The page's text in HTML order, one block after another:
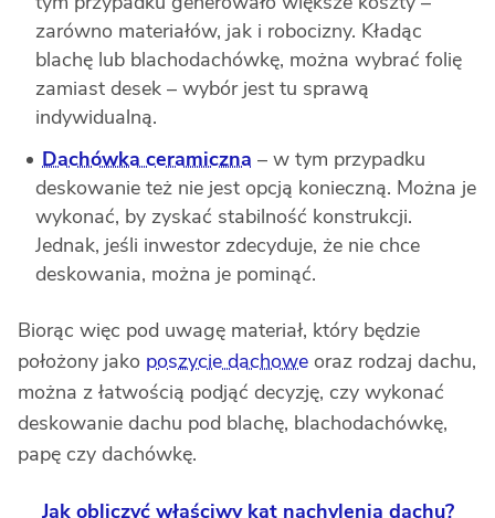
zarówno materiałów, jak i robocizny. Kładąc
blachę lub blachodachówkę, można wybrać folię
zamiast desek – wybór jest tu sprawą
indywidualną.
Dachówka ceramiczna – w tym przypadku
deskowanie też nie jest opcją konieczną. Można je
wykonać, by zyskać stabilność konstrukcji.
Jednak, jeśli inwestor zdecyduje, że nie chce
deskowania, można je pominąć.
Biorąc więc pod uwagę materiał, który będzie
położony jako poszycie dachowe oraz rodzaj dachu,
można z łatwością podjąć decyzję, czy wykonać
deskowanie dachu pod blachę, blachodachówkę,
papę czy dachówkę.
Jak obliczyć właściwy kąt nachylenia dachu?